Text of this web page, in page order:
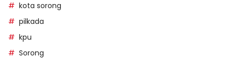
kota sorong
pilkada
kpu
Sorong